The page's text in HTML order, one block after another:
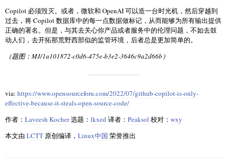
Copilot 必须毁灭。或者，微软和 OpenAI 可以造一台时光机，然后穿越到
过去，将 Copilot 数据库中的每一点数据做标记，从而能够为所有输出提供
正确的署名。但是，与其去关心你产品或者服务中的伦理问题，不如去鼓
动人们，去开拓那荒野西部似的监管环境，后者总是更加简单的。
（题图：MJ/1a101872-c0d6-475e-b3e2-3646c9a2d66b）
via: https://www.opensourceforu.com/2022/07/github-copilot-is-only-
effective-because-it-steals-open-source-code/
作者： Laveesh Kocher选题： lkxed 译者： Peaksol 校对： wxy
本文由 LCTT 原创编译， Linux中国 荣誉推出